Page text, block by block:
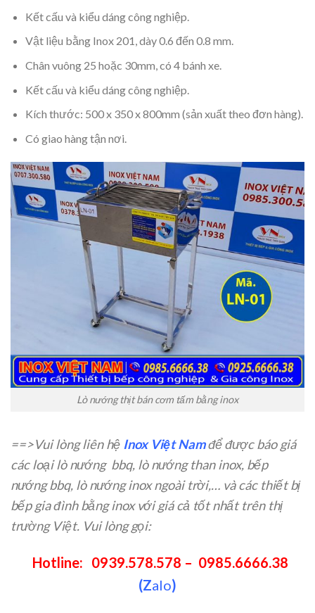
Kết cấu và kiểu dáng công nghiệp.
Vật liệu bằng Inox 201, dày 0.6 đến 0.8 mm.
Chân vuông 25 hoặc 30mm, có 4 bánh xe.
Kết cấu và kiểu dáng công nghiệp.
Kích thước: 500 x 350 x 800mm (sản xuất theo đơn hàng).
Có giao hàng tận nơi.
Lò nướng thịt bán cơm tấm bằng inox
==>Vui lòng liên hệ Inox Việt Namđể được báo giá
các loại lò nướng bbq, lò nướng than inox, bếp
nướng bbq, lò nướng inox ngoài trời,… và các thiết bị
bếp gia đình bằng inox với giá cả tốt nhất trên thị
trường Việt. Vui lòng gọi:
Hotline: 0939.578.578 – 0985.6666.38
(Zalo)